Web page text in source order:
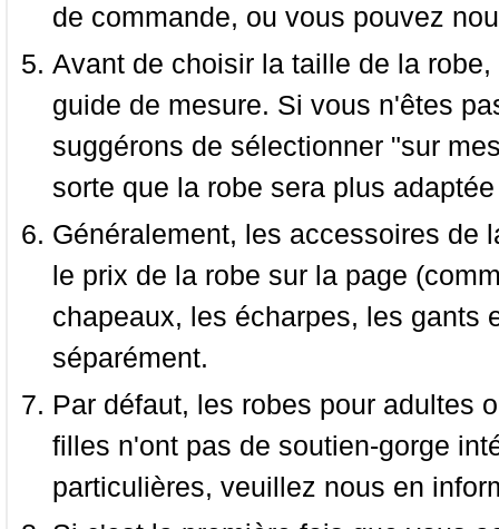
de commande, ou vous pouvez
Avant de choisir la taille de la
guide de mesure. Si vous n'êtes
suggérons de sélectionner "sur
sorte que la robe sera plus
Généralement, les accessoires de
le prix de la robe sur la page
chapeaux, les écharpes, les gants
séparément.
Par défaut, les robes pour adultes
filles n'ont pas de soutien-gorge
particulières, veuillez nous en